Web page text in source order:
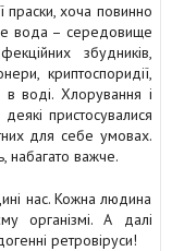
праски, хоча повинно
вода – середовище
збудників,
криптоспоридії,
воді. Хлорування і
пристосувалися
для себе умовах.
набагато важче.
нас. Кожна людина
організмі. А далі
ретровіруси!